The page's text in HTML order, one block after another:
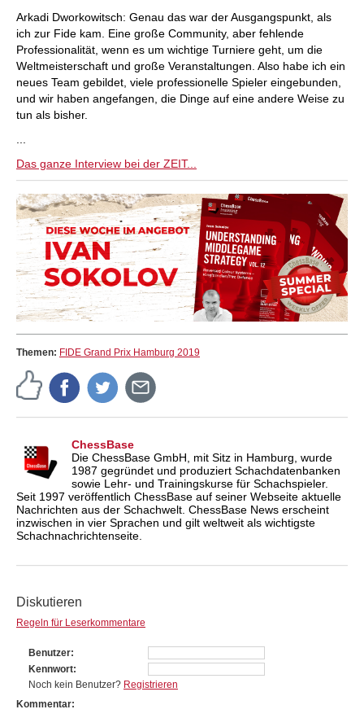
Arkadi Dworkowitsch: Genau das war der Ausgangspunkt, als
ich zur Fide kam. Eine große Community, aber fehlende
Professionalität, wenn es um wichtige Turniere geht, um die
Weltmeisterschaft und große Veranstaltungen. Also habe ich ein
neues Team gebildet, viele professionelle Spieler eingebunden,
und wir haben angefangen, die Dinge auf eine andere Weise zu
tun als bisher.
Das ganze Interview bei der ZEIT...
Themen: FIDE Grand Prix Hamburg 2019
ChessBase
Die ChessBase GmbH, mit Sitz in Hamburg, wurde
1987 gegründet und produziert Schachdatenbanken
sowie Lehr- und Trainingskurse für Schachspieler.
Seit 1997 veröffentlich ChessBase auf seiner Webseite aktuelle
Nachrichten aus der Schachwelt. ChessBase News erscheint
inzwischen in vier Sprachen und gilt weltweit als wichtigste
Schachnachrichtenseite.
Diskutieren
Regeln für Leserkommentare
Benutzer
Kennwort
Noch kein Benutzer? Registrieren
Kommentar